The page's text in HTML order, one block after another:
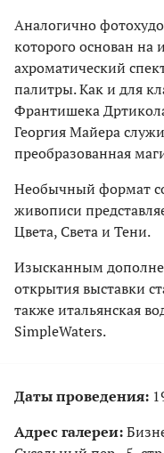
Аналогично
которого основан на
ахроматический
палитры. Как и для
Франтишека
Георгия Майера
преобразованная
Необычный формат
живописи
Цвета, Света и Тени.
Изысканным
открытия выставки
также итальянская
SimpleWaters.
Даты проведения:
Адрес галереи: